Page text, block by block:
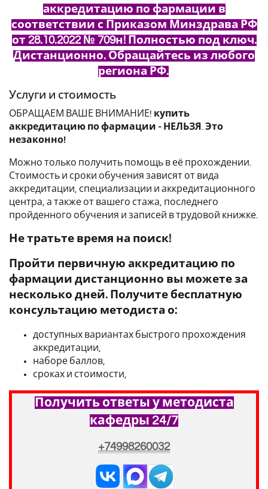
аккредитацию по фармации в
соответствии с Приказом Минздрава РФ
от 28.10.2022 № 709н! Полностью под ключ.
Дистанционно. Обращайтесь из любого
региона РФ.
Услуги и стоимость
ОБРАЩАЕМ ВАШЕ ВНИМАНИЕ! купить
аккредитацию по фармации - НЕЛЬЗЯ
Это
незаконно!
Можно только получить помощь в её прохождении.
Стоимость и сроки обучения зависят от вида
аккредитации, специализации и аккредитационного
центра, а также от вашего стажа, последнего
пройденного обучения и записей в трудовой книжке.
Не тратьте время на поиск!
П ройти первичную аккредитацию по
фармации дистанционно вы можете за
несколько дней. Получите бесплатную
консультацию методиста о:
доступных вариантах быстрого прохождения
аккредитации,
наборе баллов,
сроках и стоимости,
Получить ответы у методиста
кафедры 24/7
+74998260032